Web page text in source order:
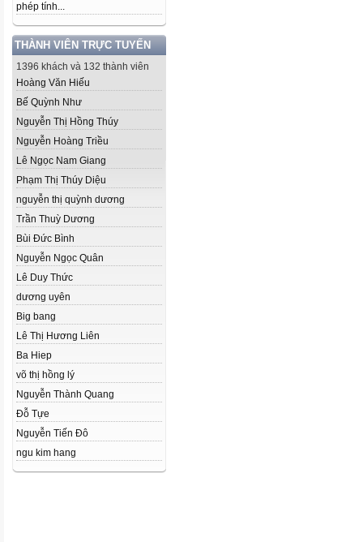
phép tính...
THÀNH VIÊN TRỰC TUYẾN
1396 khách và 132 thành viên
Hoàng Văn Hiếu
Bế Quỳnh Như
Nguyễn Thị Hồng Thúy
Nguyễn Hoàng Triều
Lê Ngọc Nam Giang
Phạm Thị Thúy Diệu
nguyễn thị quỳnh dương
Trần Thuỳ Dương
Bùi Đức Bình
Nguyễn Ngọc Quân
Lê Duy Thức
dương uyên
Big bang
Lê Thị Hương Liên
Ba Hiep
võ thị hồng lý
Nguyễn Thành Quang
Đỗ Tựe
Nguyễn Tiến Đô
ngu kim hang